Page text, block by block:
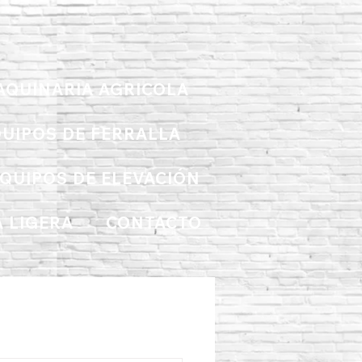
AGRICOLA
DE FERRALLA
DE ELEVACIÓN
LIGERA CONTACTO